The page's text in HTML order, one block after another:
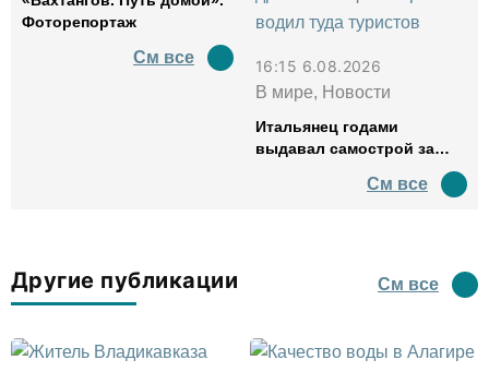
Фоторепортаж
См все
16:15 6.08.2026
В мире, Новости
Итальянец годами
выдавал самострой за
водил туда туристов
См все
Другие публикации См все